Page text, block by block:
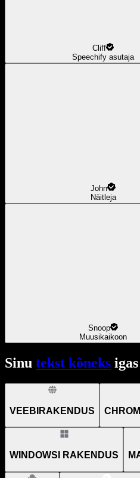
Cliff
Speechify asutaja
John
Näitleja
Snoop
Muusikaikoon
Sinu tekst kõneks
VEEBIRAKENDUS
WINDOWSI RAKENDUS